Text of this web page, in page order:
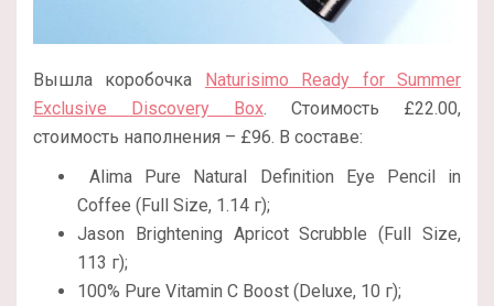
Вышла коробочка Naturisimo Ready for Summer
Exclusive Discovery Box. Стоимость £22.00,
стоимость наполнения – £96. В составе:
Alima Pure Natural Definition Eye Pencil in
Coffee (Full Size, 1.14 г);
Jason Brightening Apricot Scrubble (Full Size,
113 г);
100% Pure Vitamin C Boost (Deluxe, 10 г);